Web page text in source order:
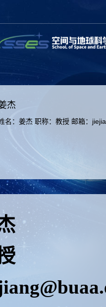
杰
名：姜杰 职称：教授 邮箱：